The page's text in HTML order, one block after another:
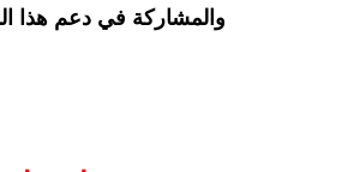
والمشاركة في دعم هذا